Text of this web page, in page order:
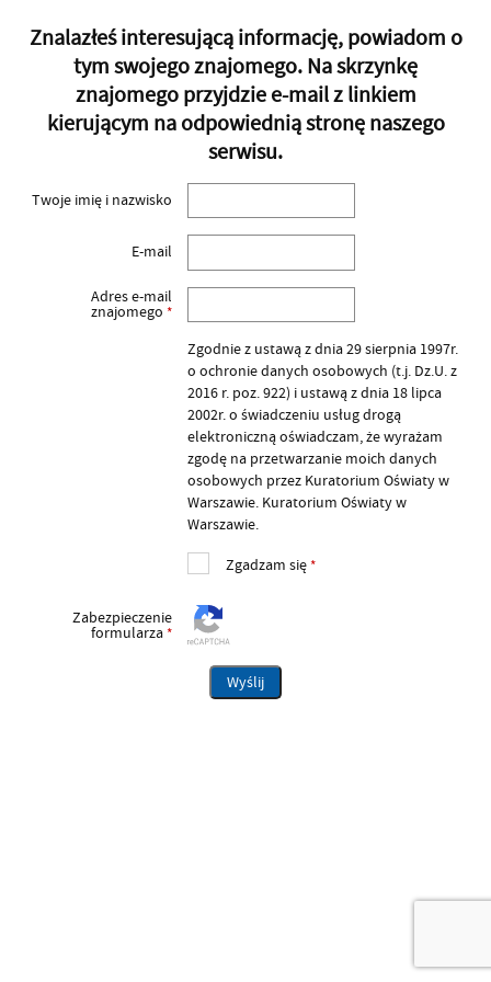
Znalazłeś interesującą informację, powiadom o
tym swojego znajomego. Na skrzynkę
znajomego przyjdzie e-mail z linkiem
kierującym na odpowiednią stronę naszego
serwisu.
Twoje imię i nazwisko
E-mail
Adres e-mail
znajomego *
Zgodnie z ustawą z dnia 29 sierpnia 1997r.
o ochronie danych osobowych (t.j. Dz.U. z
2016 r. poz. 922) i ustawą z dnia 18 lipca
2002r. o świadczeniu usług drogą
elektroniczną oświadczam, że wyrażam
zgodę na przetwarzanie moich danych
osobowych przez Kuratorium Oświaty w
Warszawie. Kuratorium Oświaty w
Warszawie.
Zgadzam się*
Zabezpieczenie
formularza*